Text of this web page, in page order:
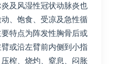
及风湿性冠状动脉炎也
、饱食、受凉及急性循
特点为阵发性胸骨后或
或沿左臂前内侧到小指
榨、烧灼、窒息、闷胀